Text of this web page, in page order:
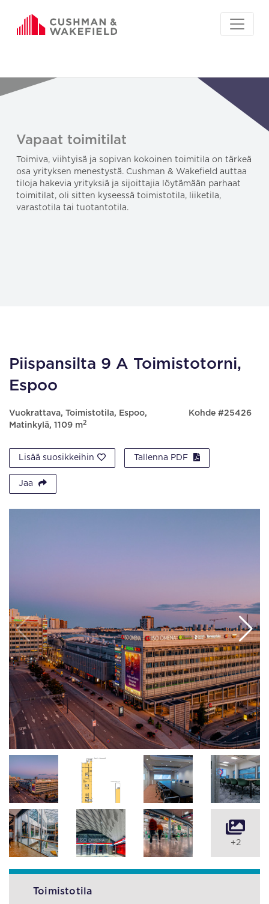
Vapaat toimitilat
Toimiva, viihtyisä ja sopivan kokoinen toimitila on tärkeä
osa yrityksen menestystä. Cushman & Wakefield auttaa
tiloja hakevia yrityksiä ja sijoittajia löytämään parhaat
toimitilat, oli sitten kyseessä toimistotila, liiketila,
varastotila tai tuotantotila.
Piispansilta 9 A Toimistotorni,
Espoo
Vuokrattava, Toimistotila, Espoo,
Matinkylä, 1109 m2
Kohde #25426
Lisää suosikkeihin Tallenna PDF
Jaa
+2
Toimistotila